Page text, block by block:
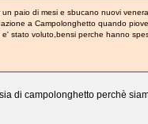
paio di mesi e sbucano nuovi
a Campolonghetto quando
e' stato voluto,bensi perche hanno
di campolonghetto perchè